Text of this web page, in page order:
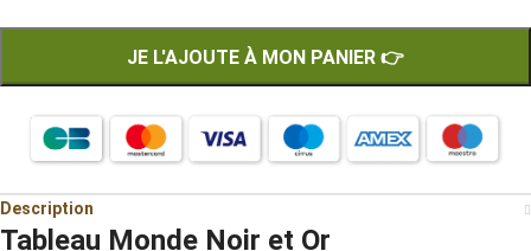
JE L'AJOUTE À MON PANIER 👉
Description
Tableau Monde Noir et Or